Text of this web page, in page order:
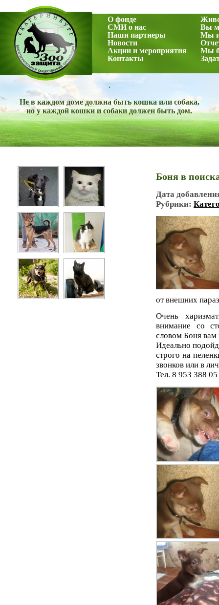
О фонде
СМИ о нас
Наши партнеры
Новости
Акции и мероприятия
Контакты
Вы
Мы
Мы
.
Не в каждом доме должна быть кошка или собака,
но у каждой кошки и собаки должен быть дом.
Боня в
Дата
Рубрики:
от внешних
Очень
внимание со
словом Боня вам
Идеально
строго на
звонков или в
Тел. 8 953 388